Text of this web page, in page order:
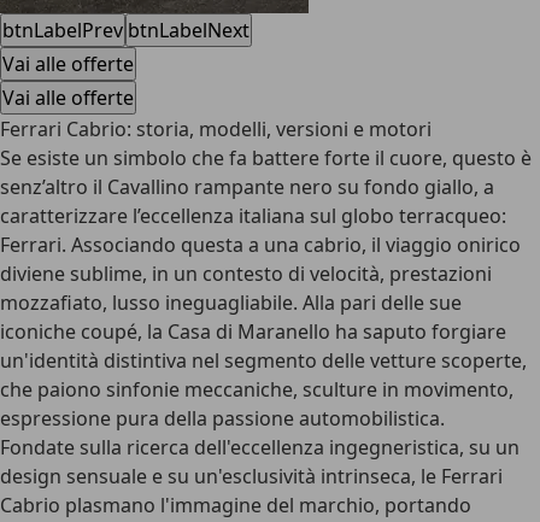
btnLabelPrev btnLabelNext
Vai alle offerte
Vai alle offerte
Ferrari Cabrio: storia, modelli, versioni e motori
Se esiste un simbolo che fa battere forte il cuore, questo è
senz’altro il Cavallino rampante nero su fondo giallo, a
caratterizzare l’eccellenza italiana sul globo terracqueo:
Ferrari. Associando questa a una cabrio, il viaggio onirico
diviene sublime, in un contesto di velocità, prestazioni
mozzafiato, lusso ineguagliabile. Alla pari delle sue
iconiche coupé, la Casa di Maranello ha saputo forgiare
un'identità distintiva nel segmento delle vetture scoperte,
che paiono sinfonie meccaniche, sculture in movimento,
espressione pura della passione automobilistica.
Fondate sulla ricerca dell'eccellenza ingegneristica, su un
design sensuale e su un'esclusività intrinseca, le Ferrari
Cabrio plasmano l'immagine del marchio, portando